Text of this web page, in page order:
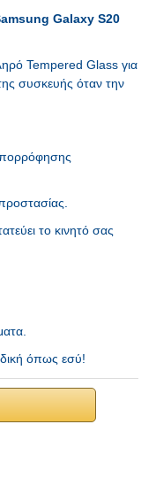
Galaxy S20
Tempered Glass για
συσκευής όταν την
το κινητό σας
όπως εσύ!